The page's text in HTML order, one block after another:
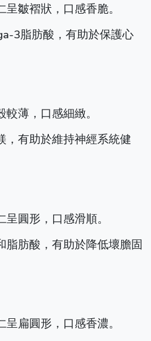
皺褶狀，口感香脆。
3脂肪酸，有助於保護心
薄，口感細緻。
，有助於維持神經系統健
圓形，口感滑順。
脂肪酸，有助於降低壞膽固
扁圓形，口感香濃。